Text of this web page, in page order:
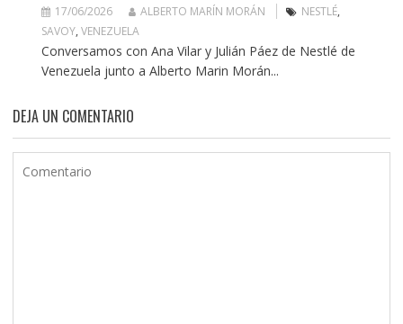
17/06/2026 ALBERTO MARÍN MORÁN NESTLÉ,
SAVOY, VENEZUELA
Conversamos con Ana Vilar y Julián Páez de Nestlé de
Venezuela junto a Alberto Marin Morán...
DEJA UN COMENTARIO